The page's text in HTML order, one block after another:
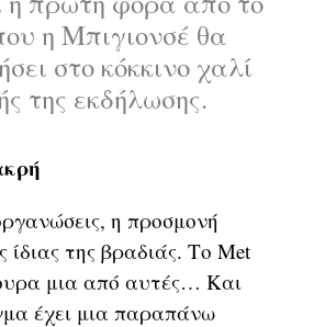
η Μπιγιονσέ θα
στο κόκκινο χαλί
της εκδήλωσης.
η προσμονή
ίδιας της βραδιάς. Το Met
μια από αυτές… Και
έχει μια παραπάνω